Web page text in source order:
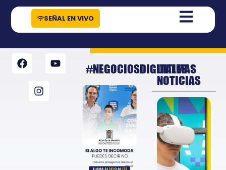
contenido
SEÑAL EN VIVO
#NEGOCIOSDIGITALES
ULTIMAS
NOTICIAS